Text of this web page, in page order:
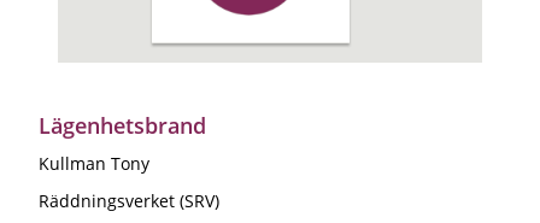
Lägenhetsbrand
Kullman Tony
Räddningsverket (SRV)